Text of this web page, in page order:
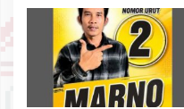
Kecamatan Petbar